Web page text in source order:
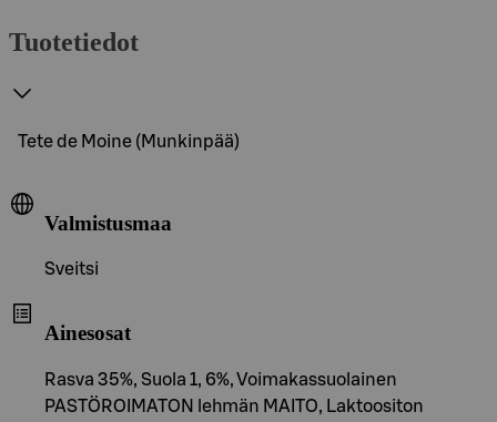
Tuotetiedot
Tete de Moine (Munkinpää)
Valmistusmaa
Sveitsi
Ainesosat
Rasva 35%, Suola 1, 6%, Voimakassuolainen
PASTÖROIMATON lehmän MAITO, Laktoositon